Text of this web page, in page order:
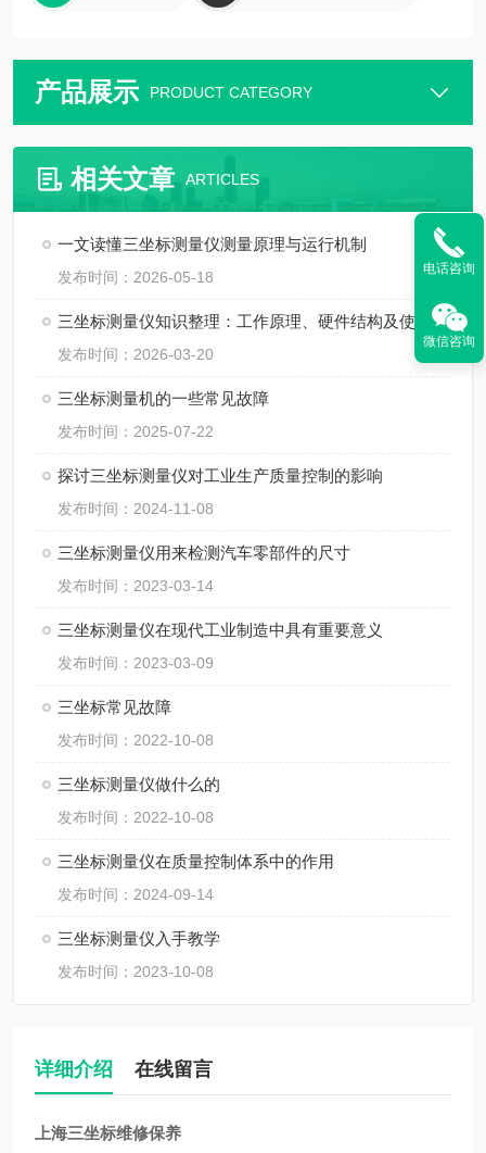
产品展示 PRODUCT CATEGORY
相关文章 ARTICLES
一文读懂三坐标测量仪测量原理与运行机制
发布时间：2026-05-18
三坐标测量仪知识整理：工作原理、硬件结构及使用规范
发布时间：2026-03-20
三坐标测量机的一些常见故障
发布时间：2025-07-22
探讨三坐标测量仪对工业生产质量控制的影响
发布时间：2024-11-08
三坐标测量仪用来检测汽车零部件的尺寸
发布时间：2023-03-14
三坐标测量仪在现代工业制造中具有重要意义
发布时间：2023-03-09
三坐标常见故障
发布时间：2022-10-08
三坐标测量仪做什么的
发布时间：2022-10-08
三坐标测量仪在质量控制体系中的作用
发布时间：2024-09-14
三坐标测量仪入手教学
发布时间：2023-10-08
详细介绍 在线留言
上海三坐标维修保养
电话咨询
微信咨询